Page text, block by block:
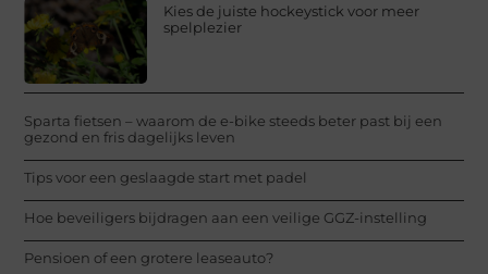
Kies de juiste hockeystick voor meer
spelplezier
Sparta fietsen – waarom de e-bike steeds beter past bij een
gezond en fris dagelijks leven
Tips voor een geslaagde start met padel
Hoe beveiligers bijdragen aan een veilige GGZ-instelling
Pensioen of een grotere leaseauto?